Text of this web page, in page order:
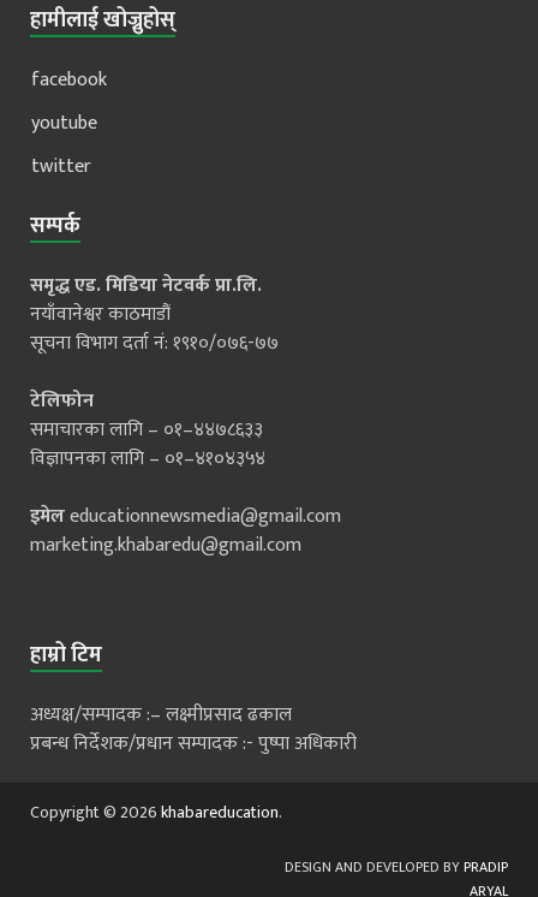
हामीलाई खोज्नुहोस्
facebook
youtube
twitter
सम्पर्क
समृद्ध एड. मिडिया नेटवर्क प्रा.लि.
नयाँवानेश्वर काठमाडौं
सूचना विभाग दर्ता नं: १९१०/०७६-७७
टेलिफोन
समाचारका लागि – ०१–४४७८६३३
विज्ञापनका लागि – ०१–४१०४३५४
इमेलeducationnewsmedia@gmail.com
marketing.khabaredu@gmail.com
हाम्रो टिम
अध्यक्ष/सम्पादक :– लक्ष्मीप्रसाद ढकाल
प्रबन्ध निर्देशक/प्रधान सम्पादक :- पुष्पा अधिकारी
Copyright © 2026khabareducation.
DESIGN AND DEVELOPED BYPRADIP
ARYAL